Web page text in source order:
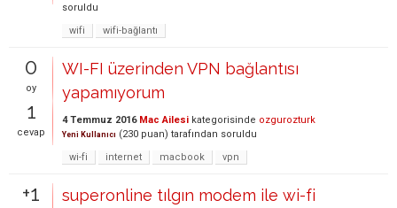
soruldu
wifi
wifi-bağlantı
0
oy
1
cevap
WI-FI üzerinden VPN bağlantısı
yapamıyorum
4 Temmuz 2016 Mac Ailesi kategorisinde ozgurozturk
Yeni Kullanıcı (230 puan) tarafından soruldu
wi-fi
internet macbook vpn
+1
superonline tılgın modem ile wi-fi